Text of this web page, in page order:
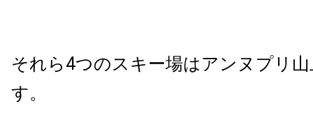
それら4つのスキー場はアンヌプリ
す。